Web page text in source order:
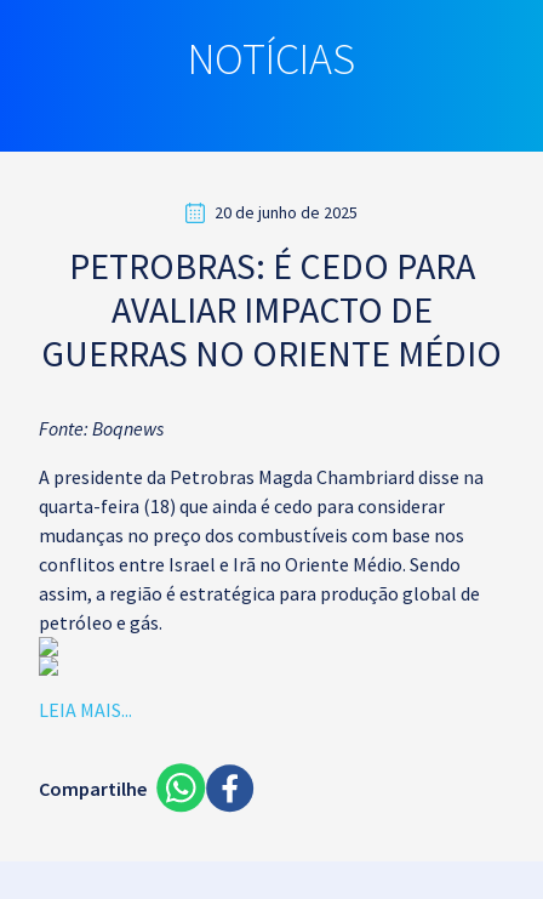
NOTÍCIAS
20 de junho de 2025
PETROBRAS: É CEDO PARA
AVALIAR IMPACTO DE
GUERRAS NO ORIENTE MÉDIO
Fonte: Boqnews
A presidente da Petrobras Magda Chambriard disse na
quarta-feira (18) que ainda é cedo para considerar
mudanças no preço dos combustíveis com base nos
conflitos entre Israel e Irã no Oriente Médio. Sendo
assim, a região é estratégica para produção global de
petróleo e gás.
LEIA MAIS...
Compartilhe